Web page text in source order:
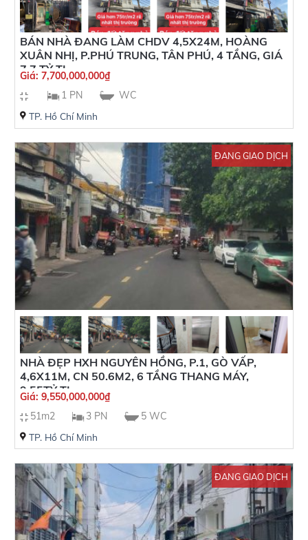
BÁN NHÀ ĐANG LÀM CHDV 4,5X24M, HOÀNG
XUÂN NHỊ, P.PHÚ TRUNG, TÂN PHÚ, 4 TẦNG, GIÁ
7,7 TỶ TL
Giá: 7,700,000,000₫
1 PN
WC
TP. Hồ Chí Minh
ĐANG GIAO DỊCH
NHÀ ĐẸP HXH NGUYÊN HỒNG, P.1, GÒ VẤP,
4,6X11M, CN 50.6M2, 6 TẦNG THANG MÁY,
9,55TỶ TL
Giá: 9,550,000,000₫
51m2
3 PN 5 WC
TP. Hồ Chí Minh
ĐANG GIAO DỊCH